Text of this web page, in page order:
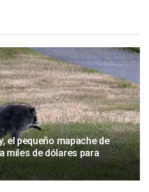
el pequeño mapache de
miles de dólares para